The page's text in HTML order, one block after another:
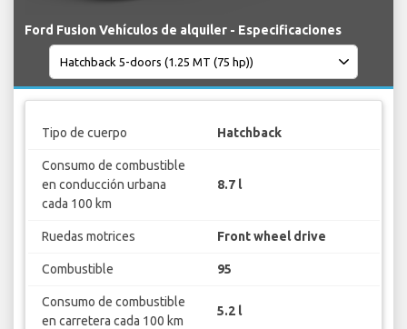
Ford Fusion Vehículos de alquiler - Especificaciones
Tipo de cuerpo Hatchback
Consumo de combustible
en conducción urbana
cada 100 km
8.7 l
Ruedas motrices Front wheel drive
Combustible 95
Consumo de combustible
en carretera cada 100 km
5.2 l